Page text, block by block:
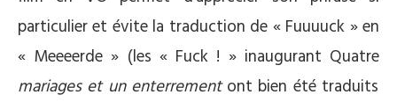
particulier et évite la traduction de « Fuuuuck » en
« Meeeerde » (les « Fuck ! » inaugurant Quatre
mariages et un enterrementont bien été traduits